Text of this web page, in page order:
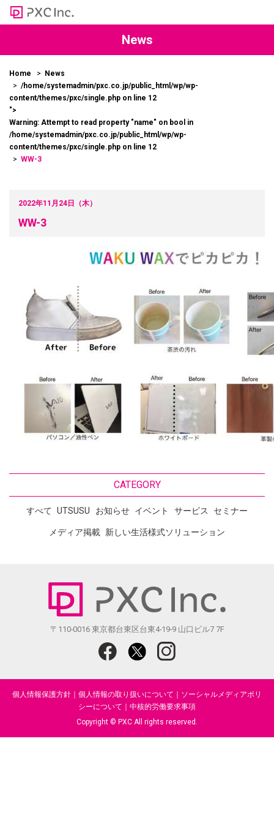
News
Home
News
/home/systemadmin/pxc.co.jp/public_html/wp/wp-
content/themes/pxc/single.php on line 12
">
Warning: Attempt to read property "name" on bool in
/home/systemadmin/pxc.co.jp/public_html/wp/wp-
content/themes/pxc/single.php on line 12
WW-3
2022年11月24日（木）
WW-3
CATEGORY
すべて UTSUSU お知らせ イベント サービス セミナー
メディア掲載 新しい生活様式ソリューション
〒110-0016 東京都台東区台東4-19-9 山口ビル7 7F
個人情報保護方針 個人情報の取り扱いについて
ソーシャルメディアポリ
シーについて
中核的労働要求事項
Copyright © PXC All rights reserved.